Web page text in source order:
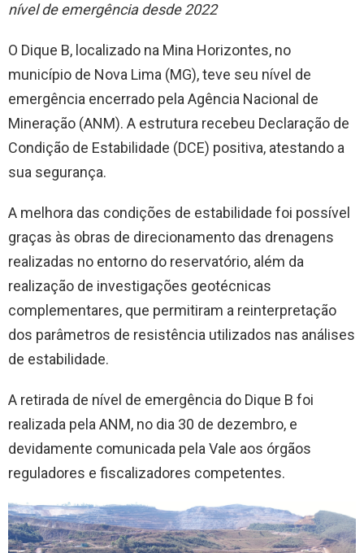
nível de emergência desde 2022
O Dique B, localizado na Mina Horizontes, no
município de Nova Lima (MG), teve seu nível de
emergência encerrado pela Agência Nacional de
Mineração (ANM). A estrutura recebeu Declaração de
Condição de Estabilidade (DCE) positiva, atestando a
sua segurança.
A melhora das condições de estabilidade foi possível
graças às obras de direcionamento das drenagens
realizadas no entorno do reservatório, além da
realização de investigações geotécnicas
complementares, que permitiram a reinterpretação
dos parâmetros de resistência utilizados nas análises
de estabilidade.
A retirada de nível de emergência do Dique B foi
realizada pela ANM, no dia 30 de dezembro, e
devidamente comunicada pela Vale aos órgãos
reguladores e fiscalizadores competentes.